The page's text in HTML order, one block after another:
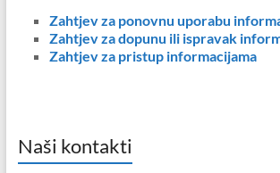
Zahtjev za ponovnu uporabu
Zahtjev za dopunu ili ispravak
Zahtjev za pristup informacijama
Naši kontakti